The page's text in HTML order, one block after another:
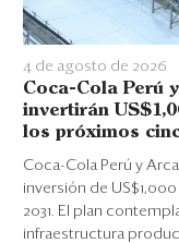
4 de agosto de 2026
Coca-Cola Perú
invertirán
los próximos
Coca-Cola Perú y
inversión de
2031. El plan
infraestructura